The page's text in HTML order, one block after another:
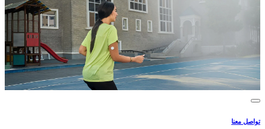
تواصل معنا